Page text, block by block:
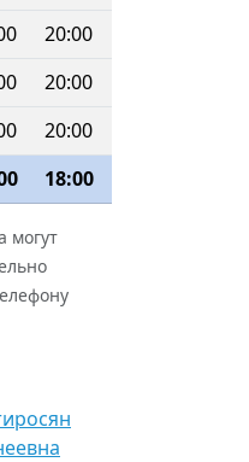
20:00
20:00
20:00
18:00
могут